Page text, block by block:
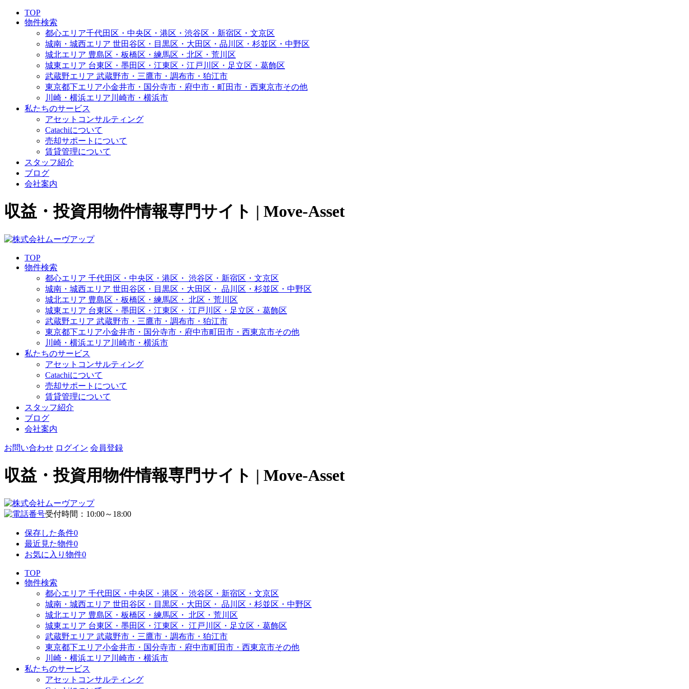
TOP
物件検索
都心エリア千代田区・中央区・港区・渋谷区・新宿区・文京区
城南・城西エリア 世田谷区・目黒区・大田区・品川区・杉並区・中野区
城北エリア 豊島区・板橋区・練馬区・北区・荒川区
城東エリア 台東区・墨田区・江東区・江戸川区・足立区・葛飾区
武蔵野エリア 武蔵野市・三鷹市・調布市・狛江市
東京都下エリア小金井市・国分寺市・府中市・町田市・西東京市その他
川崎・横浜エリア 川崎市・横浜市
私たちのサービス
アセットコンサルティング
Catachiについて
売却サポートについて
賃貸管理について
スタッフ紹介
ブログ
会社案内
収益・投資用物件情報専門サイト | Move-Asset
TOP
物件検索
都心エリア 千代田区・中央区・港区・ 渋谷区・新宿区・文京区
城南・城西エリア 世田谷区・目黒区・大田区・ 品川区・杉並区・中野区
城北エリア 豊島区・板橋区・練馬区・ 北区・荒川区
城東エリア 台東区・墨田区・江東区・ 江戸川区・足立区・葛飾区
武蔵野エリア 武蔵野市・三鷹市・調布市・ 狛江市
東京都下エリア小金井市・国分寺市・府中市町田市・西東京市その他
川崎・横浜エリア 川崎市・横浜市
私たちのサービス
アセットコンサルティング
Catachiについて
売却サポートについて
賃貸管理について
スタッフ紹介
ブログ
会社案内
お問い合わせ ログイン 会員登録
収益・投資用物件情報専門サイト | Move-Asset
受付時間：10:00～18:00
保存した条件0
最近見た物件0
お気に入り物件0
TOP
物件検索
都心エリア 千代田区・中央区・港区・ 渋谷区・新宿区・文京区
城南・城西エリア 世田谷区・目黒区・大田区・ 品川区・杉並区・中野区
城北エリア 豊島区・板橋区・練馬区・ 北区・荒川区
城東エリア 台東区・墨田区・江東区・ 江戸川区・足立区・葛飾区
武蔵野エリア 武蔵野市・三鷹市・調布市・ 狛江市
東京都下エリア小金井市・国分寺市・府中市町田市・西東京市その他
川崎・横浜エリア 川崎市・横浜市
私たちのサービス
アセットコンサルティング